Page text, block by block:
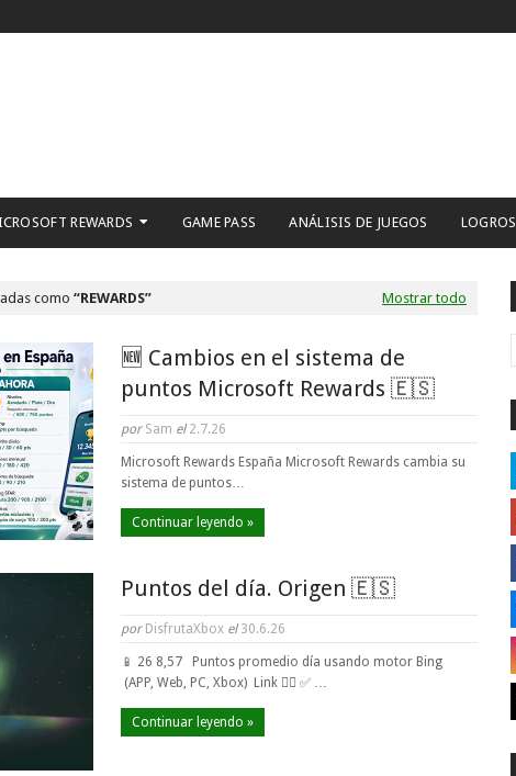
REWARDS GAME PASS ANÁLISIS DE JUEGOS LOGROS
como REWARDS Mostrar todo
🆕 Cambios en el sistema de
puntos Microsoft Rewards 🇪🇸
por Sam el2.7.26
Microsoft Rewards España Microsoft Rewards cambia su
sistema de puntos…
Continuar leyendo »
Puntos del día. Origen 🇪🇸
por DisfrutaXbox el30.6.26
📱 26 8,57 Puntos promedio día usando motor Bing
(APP, Web, PC, Xbox) Link 👈🏼 ✅ …
Continuar leyendo »